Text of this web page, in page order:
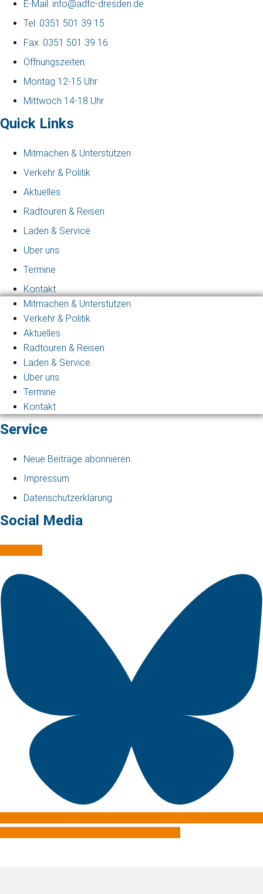
E-Mail: info@adfc-dresden.de
Tel: 0351 501 39 15
Fax: 0351 501 39 16
Öffnungszeiten:
Montag 12-15 Uhr
Mittwoch 14-18 Uhr
Quick Links
Mitmachen & Unterstützen
Verkehr & Politik
Aktuelles
Radtouren & Reisen
Laden & Service
Über uns
Termine
Kontakt
Mitmachen & Unterstützen
Verkehr & Politik
Aktuelles
Radtouren & Reisen
Laden & Service
Über uns
Termine
Kontakt
Service
Neue Beiträge abonnieren
Impressum
Datenschutzerklärung
Social Media